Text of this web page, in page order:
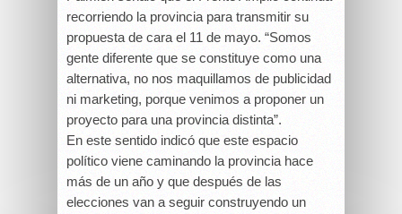
recorriendo la provincia para transmitir su
propuesta de cara el 11 de mayo. “Somos
gente diferente que se constituye como una
alternativa, no nos maquillamos de publicidad
ni marketing, porque venimos a proponer un
proyecto para una provincia distinta”.
En este sentido indicó que este espacio
político viene caminando la provincia hace
más de un año y que después de las
elecciones van a seguir construyendo un